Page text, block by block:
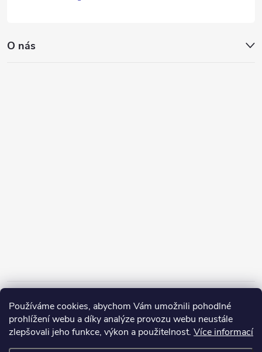
Používáme cookies, abychom Vám umožnili pohodlné
prohlížení webu a díky analýze provozu webu neustále
zlepšovali jeho funkce, výkon a použitelnost. Více informací
O nás